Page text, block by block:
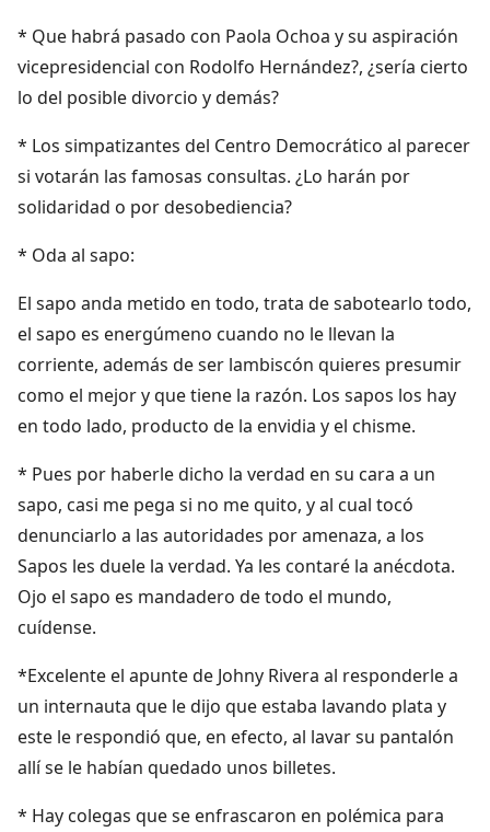
* Que habrá pasado con Paola Ochoa y su aspiración
vicepresidencial con Rodolfo Hernández?, ¿sería cierto
lo del posible divorcio y demás?
* Los simpatizantes del Centro Democrático al parecer
si votarán las famosas consultas. ¿Lo harán por
solidaridad o por desobediencia?
* Oda al sapo:
El sapo anda metido en todo, trata de sabotearlo todo,
el sapo es energúmeno cuando no le llevan la
corriente, además de ser lambiscón quieres presumir
como el mejor y que tiene la razón. Los sapos los hay
en todo lado, producto de la envidia y el chisme.
* Pues por haberle dicho la verdad en su cara a un
sapo, casi me pega si no me quito, y al cual tocó
denunciarlo a las autoridades por amenaza, a los
Sapos les duele la verdad. Ya les contaré la anécdota.
Ojo el sapo es mandadero de todo el mundo,
cuídense.
*Excelente el apunte de Johny Rivera al responderle a
un internauta que le dijo que estaba lavando plata y
este le respondió que, en efecto, al lavar su pantalón
allí se le habían quedado unos billetes.
* Hay colegas que se enfrascaron en polémica para